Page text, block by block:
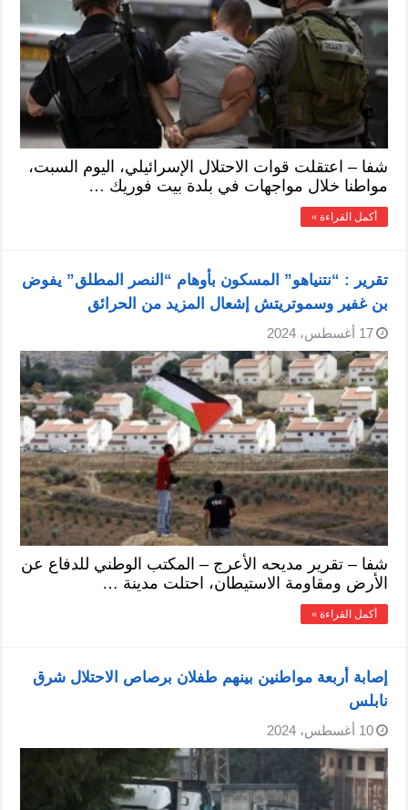
شفا – اعتقلت قوات الاحتلال الإسرائيلي، اليوم السبت،
مواطنا خلال مواجهات في بلدة بيت فوريك …
أكمل القراءة »
تقرير : “نتنياهو” المسكون بأوهام “النصر المطلق” يفوض
بن غفير وسموتريتش إشعال المزيد من الحرائق
17 أغسطس، 2024
شفا – تقرير مديحه الأعرج – المكتب الوطني للدفاع عن
الأرض ومقاومة الاستيطان، احتلت مدينة …
أكمل القراءة »
إصابة أربعة مواطنين بينهم طفلان برصاص الاحتلال شرق
نابلس
10 أغسطس، 2024